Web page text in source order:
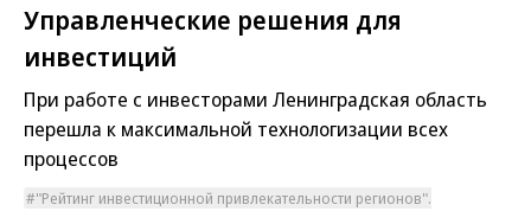
Управленческие решения для
инвестиций
При работе с инвесторами Ленинградская область
перешла к максимальной технологизации всех
процессов
"Рейтинг инвестиционной привлекательности регионов".